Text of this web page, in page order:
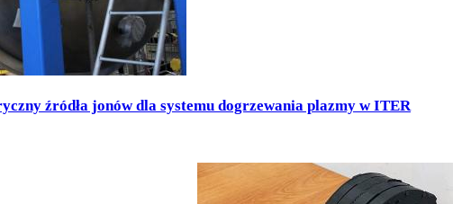
źródła jonów dla systemu dogrzewania plazmy w ITER